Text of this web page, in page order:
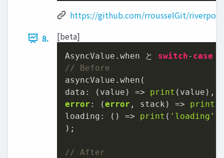
https://github.com/rrousselGit/riverpod/
8.
[beta]
AsyncValue.when と switch- case
// Before
asyncValue.when(
data: (value) => print
error : (error , stack) => print
loading: () => print ( 'loading'
);
// After